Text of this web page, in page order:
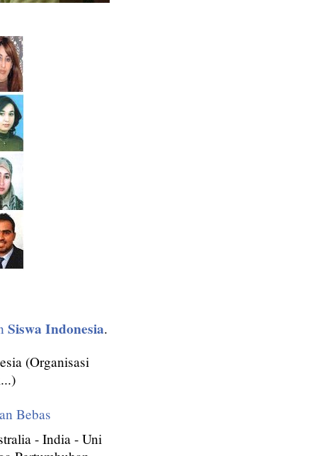
Siswa Indonesia.
(Organisasi
Bebas
- India - Uni